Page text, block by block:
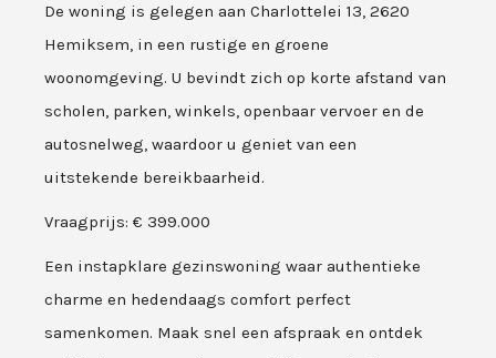
De woning is gelegen aan Charlottelei 13, 2620
Hemiksem, in een rustige en groene
woonomgeving. U bevindt zich op korte afstand van
scholen, parken, winkels, openbaar vervoer en de
autosnelweg, waardoor u geniet van een
uitstekende bereikbaarheid.
Vraagprijs: € 399.000
Een instapklare gezinswoning waar authentieke
charme en hedendaags comfort perfect
samenkomen. Maak snel een afspraak en ontdek